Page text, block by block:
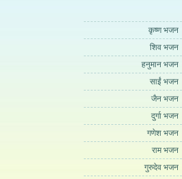
कृष्ण भजन
शिव भजन
हनुमान भजन
साईं भजन
जैन भजन
दुर्गा भजन
गणेश भजन
राम भजन
गुरुदेव भजन